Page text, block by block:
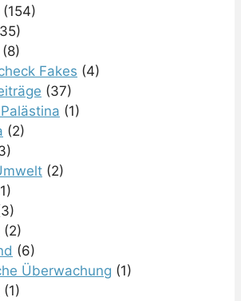
(154)
(8)
Fakes (4)
(37)
(1)
(2)
(2)
(2)
(6)
Überwachung (1)
(1)